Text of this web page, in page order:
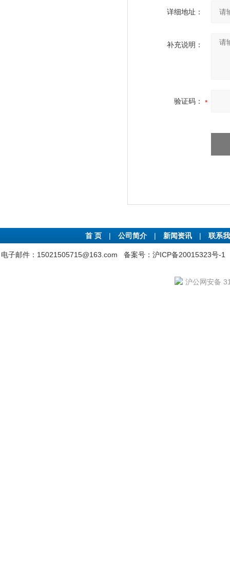
详细地址：
补充说明：
验证码：
首 页 | 公司简介 | 新闻资讯 | 联系
电子邮件：15021505715@163.com 备案号：沪ICP备20015323号-1
沪公网安备